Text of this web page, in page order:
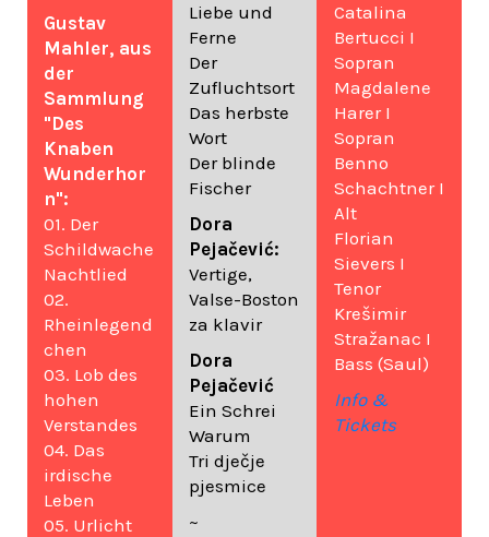
Gustav
Mahler, aus
der
Sammlung
"Des
Knaben
Wunderhor
n":
01. Der
Schildwache
Nachtlied
02.
Rheinlegend
chen
03. Lob des
hohen
Verstandes
04. Das
irdische
Leben
05. Urlicht
Liebe und
Ferne
Der
Zufluchtsort
Das herbste
Wort
Der blinde
Fischer
Dora
Pejačević:
Vertige,
Valse-Boston
za klavir
Dora
Pejačević
Ein Schrei
Warum
Tri dječje
pjesmice
~
Catalina
Bertucci I
Sopran
Magdalene
Harer I
Sopran
Benno
Schachtner I
Alt
Florian
Sievers I
Tenor
Krešimir
Stražanac I
Bass (Saul)
Info &
Tickets